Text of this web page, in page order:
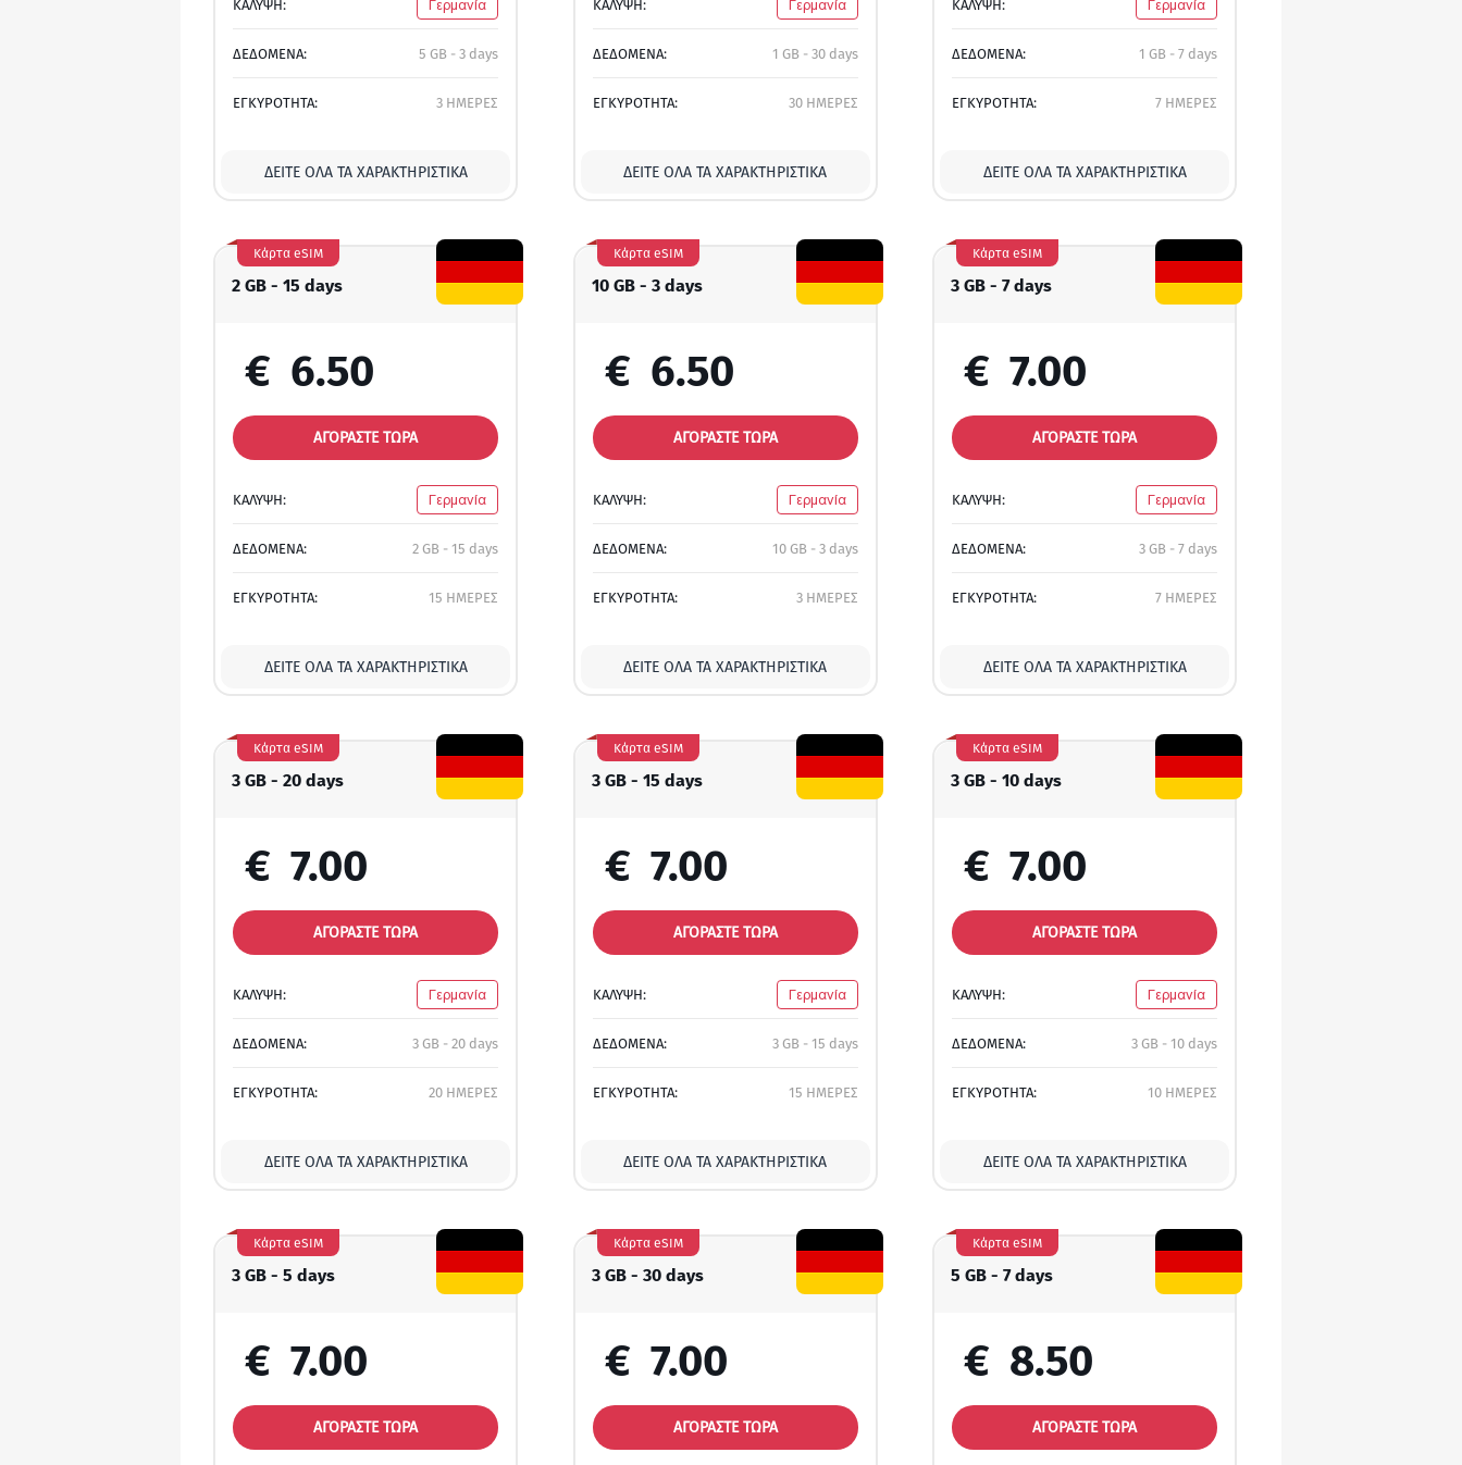
ΚΑΛΥΨΗ: Γερμανία
ΔΕΔΟΜΕΝΑ: 5 GB - 3 days
ΕΓΚΥΡΟΤΗΤΑ: 3 ΗΜΕΡΕΣ
ΔΕΊΤΕ ΌΛΑ ΤΑ ΧΑΡΑΚΤΗΡΙΣΤΙΚΆ
ΚΑΛΥΨΗ: Γερμανία
ΔΕΔΟΜΕΝΑ: 1 GB - 30 days
ΕΓΚΥΡΟΤΗΤΑ: 30 ΗΜΕΡΕΣ
ΔΕΊΤΕ ΌΛΑ ΤΑ ΧΑΡΑΚΤΗΡΙΣΤΙΚΆ
ΚΑΛΥΨΗ: Γερμανία
ΔΕΔΟΜΕΝΑ: 1 GB - 7 days
ΕΓΚΥΡΟΤΗΤΑ: 7 ΗΜΕΡΕΣ
ΔΕΊΤΕ ΌΛΑ ΤΑ ΧΑΡΑΚΤΗΡΙΣΤΙΚΆ
2 GB - 15 days
Κάρτα eSIM
€ 6.50
ΑΓΟΡΑΣΤΕ ΤΩΡΑ
ΚΑΛΥΨΗ: Γερμανία
ΔΕΔΟΜΕΝΑ: 2 GB - 15 days
ΕΓΚΥΡΟΤΗΤΑ: 15 ΗΜΕΡΕΣ
ΔΕΊΤΕ ΌΛΑ ΤΑ ΧΑΡΑΚΤΗΡΙΣΤΙΚΆ
10 GB - 3 days
Κάρτα eSIM
€ 6.50
ΑΓΟΡΑΣΤΕ ΤΩΡΑ
ΚΑΛΥΨΗ: Γερμανία
ΔΕΔΟΜΕΝΑ: 10 GB - 3 days
ΕΓΚΥΡΟΤΗΤΑ: 3 ΗΜΕΡΕΣ
ΔΕΊΤΕ ΌΛΑ ΤΑ ΧΑΡΑΚΤΗΡΙΣΤΙΚΆ
3 GB - 7 days
Κάρτα eSIM
€ 7.00
ΑΓΟΡΑΣΤΕ ΤΩΡΑ
ΚΑΛΥΨΗ: Γερμανία
ΔΕΔΟΜΕΝΑ: 3 GB - 7 days
ΕΓΚΥΡΟΤΗΤΑ: 7 ΗΜΕΡΕΣ
ΔΕΊΤΕ ΌΛΑ ΤΑ ΧΑΡΑΚΤΗΡΙΣΤΙΚΆ
3 GB - 20 days
Κάρτα eSIM
€ 7.00
ΑΓΟΡΑΣΤΕ ΤΩΡΑ
ΚΑΛΥΨΗ: Γερμανία
ΔΕΔΟΜΕΝΑ: 3 GB - 20 days
ΕΓΚΥΡΟΤΗΤΑ: 20 ΗΜΕΡΕΣ
ΔΕΊΤΕ ΌΛΑ ΤΑ ΧΑΡΑΚΤΗΡΙΣΤΙΚΆ
3 GB - 15 days
Κάρτα eSIM
€ 7.00
ΑΓΟΡΑΣΤΕ ΤΩΡΑ
ΚΑΛΥΨΗ: Γερμανία
ΔΕΔΟΜΕΝΑ: 3 GB - 15 days
ΕΓΚΥΡΟΤΗΤΑ: 15 ΗΜΕΡΕΣ
ΔΕΊΤΕ ΌΛΑ ΤΑ ΧΑΡΑΚΤΗΡΙΣΤΙΚΆ
3 GB - 10 days
Κάρτα eSIM
€ 7.00
ΑΓΟΡΑΣΤΕ ΤΩΡΑ
ΚΑΛΥΨΗ: Γερμανία
ΔΕΔΟΜΕΝΑ: 3 GB - 10 days
ΕΓΚΥΡΟΤΗΤΑ: 10 ΗΜΕΡΕΣ
ΔΕΊΤΕ ΌΛΑ ΤΑ ΧΑΡΑΚΤΗΡΙΣΤΙΚΆ
3 GB - 5 days
Κάρτα eSIM
€ 7.00
ΑΓΟΡΑΣΤΕ ΤΩΡΑ
3 GB - 30 days
Κάρτα eSIM
€ 7.00
ΑΓΟΡΑΣΤΕ ΤΩΡΑ
5 GB - 7 days
Κάρτα eSIM
€ 8.50
ΑΓΟΡΑΣΤΕ ΤΩΡΑ